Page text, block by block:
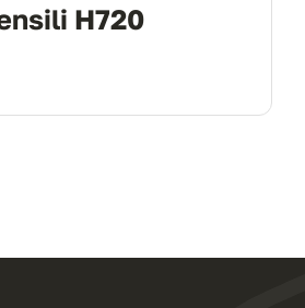
Lavora con Noi
H720